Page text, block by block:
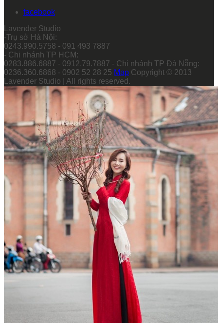
facebook
Lavender Studio
-Trụ sở Hà Nội:
0243.990.5758 - 091 493 7887
- Chi nhánh TP HCM:
0283.886.6887 - 0912.79.7887 - Chi nhánh TP Đà Nẵng:
0236.360.6868 - 0902 52 28 25 Map Copyright © 2013
Lavender Studio | All rights reserved.